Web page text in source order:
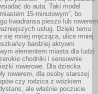
do auta. Taki model
15-minutowym”, bo
kwadransa pieszo lub rowerem
usług. Dzięki temu
się mniej męcząca, ulice mniej
bardziej aktywni
elementem miasta dla ludzi
chodniki i sensownie
rowerowe. Dla dziecka
rowerem, dla osoby starszej
czy rodzica z wózkiem
ale właśnie poczucie